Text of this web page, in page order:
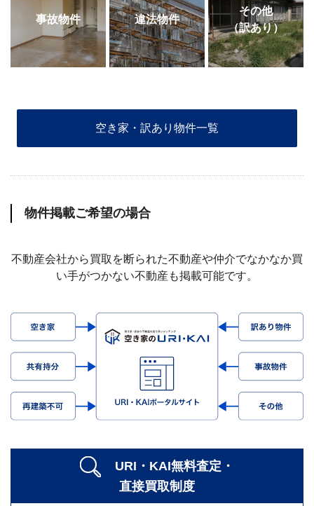
事故物件 違法物件
その他
（訳あり）
空き家・訳あり物件一覧
物件掲載ご希望の場合
不動産会社から買取を断られた不動産や仲介でなかなか買
い手がつかない不動産も掲載可能です。
URI・KAI無料査定・
直接買取制度